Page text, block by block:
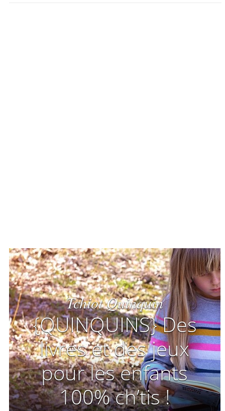
Tchiot Quinquin
{QUINQUINS} Des
livres et des jeux
pour les enfants
100% ch’tis !